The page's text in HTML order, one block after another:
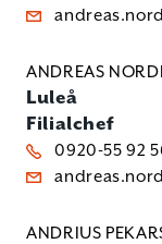
ANDREAS
Luleå
Filialchef
0920-55 92
ANDRIUS